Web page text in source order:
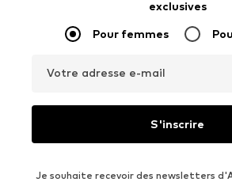
exclusives
Pour femmes
Votre adresse e-mail
S'inscrire
Je souhaite recevoir des newsletters